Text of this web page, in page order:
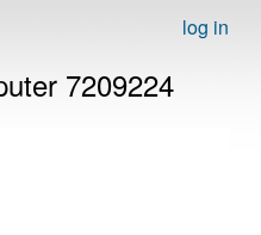
log in
7209224